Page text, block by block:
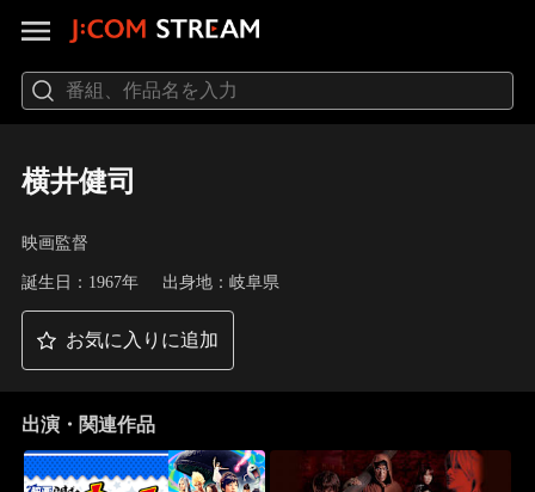
横井健司
映画監督
誕生日：1967年 出身地：岐阜県
お気に入りに追加
出演・関連作品